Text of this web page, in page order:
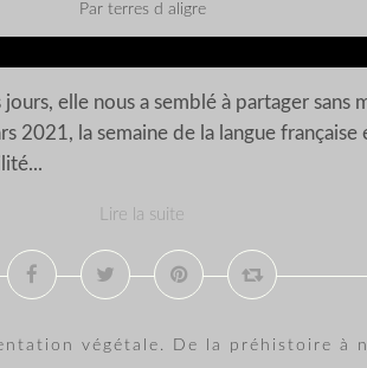
Par terres d aligre
elle nous a semblé à partager sans
2021, la semaine de la langue française
Lire la suite
végétale. De la préhistoire à